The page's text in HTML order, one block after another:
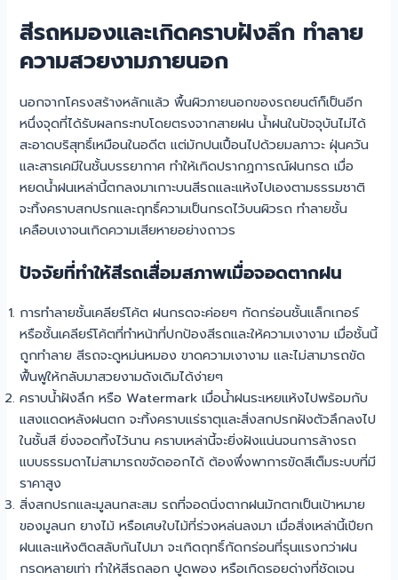
สีรถหมองและเกิดคราบฝังลึก ทำลาย
ความสวยงามภายนอก
นอกจากโครงสร้างหลักแล้ว พื้นผิวภายนอกของรถยนต์ก็เป็นอีก
หนึ่งจุดที่ได้รับผลกระทบโดยตรงจากสายฝน น้ำฝนในปัจจุบันไม่ได้
สะอาดบริสุทธิ์เหมือนในอดีต แต่มักปนเปื้อนไปด้วยมลภาวะ ฝุ่นควัน
และสารเคมีในชั้นบรรยากาศ ทำให้เกิดปรากฏการณ์ฝนกรด เมื่อ
หยดน้ำฝนเหล่านี้ตกลงมาเกาะบนสีรถและแห้งไปเองตามธรรมชาติ
จะทิ้งคราบสกปรกและฤทธิ์ความเป็นกรดไว้บนผิวรถ ทำลายชั้น
เคลือบเงาจนเกิดความเสียหายอย่างถาวร
ปัจจัยที่ทำให้สีรถเสื่อมสภาพเมื่อจอดตากฝน
การทำลายชั้นเคลียร์โค้ต ฝนกรดจะค่อยๆ กัดกร่อนชั้นแล็กเกอร์
หรือชั้นเคลียร์โค้ตที่ทำหน้าที่ปกป้องสีรถและให้ความเงางาม เมื่อชั้นนี้
ถูกทำลาย สีรถจะดูหม่นหมอง ขาดความเงางาม และไม่สามารถขัด
ฟื้นฟูให้กลับมาสวยงามดังเดิมได้ง่ายๆ
คราบน้ำฝังลึก หรือ Watermark เมื่อน้ำฝนระเหยแห้งไปพร้อมกับ
แสงแดดหลังฝนตก จะทิ้งคราบแร่ธาตุและสิ่งสกปรกฝังตัวลึกลงไป
ในชั้นสี ยิ่งจอดทิ้งไว้นาน คราบเหล่านี้จะยิ่งฝังแน่นจนการล้างรถ
แบบธรรมดาไม่สามารถขจัดออกได้ ต้องพึ่งพาการขัดสีเต็มระบบที่มี
ราคาสูง
สิ่งสกปรกและมูลนกสะสม รถที่จอดนิ่งตากฝนมักตกเป็นเป้าหมาย
ของมูลนก ยางไม้ หรือเศษใบไม้ที่ร่วงหล่นลงมา เมื่อสิ่งเหล่านี้เปียก
ฝนและแห้งติดสลับกันไปมา จะเกิดฤทธิ์กัดกร่อนที่รุนแรงกว่าฝน
กรดหลายเท่า ทำให้สีรถลอก ปูดพอง หรือเกิดรอยด่างที่ชัดเจน